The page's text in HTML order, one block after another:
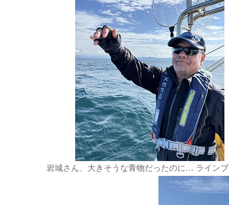
岩城さん、大きそうな青物だったのに… ライン